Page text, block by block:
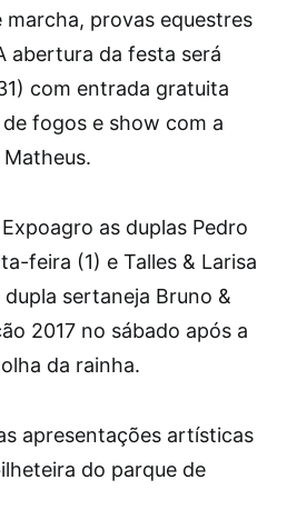
provas equestres
abertura da festa será
com entrada gratuita
fogos e show com a
Matheus.
as duplas Pedro
feira (1) e Talles & Larisa
sertaneja Bruno &
2017 no sábado após a
da rainha.
apresentações artísticas
do parque de